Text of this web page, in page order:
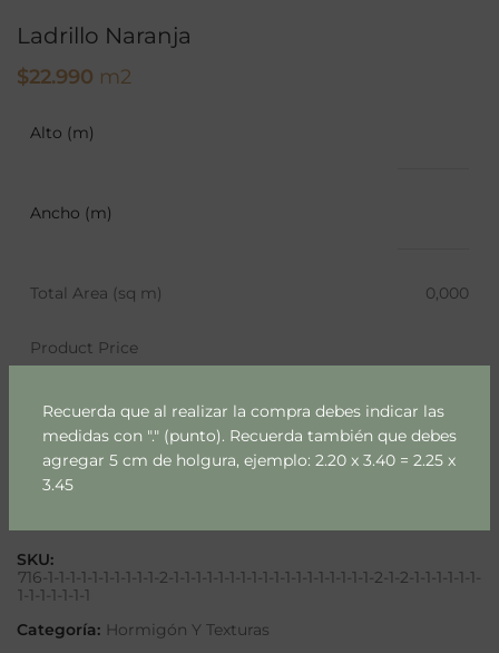
Recuerda que al realizar la compra debes indicar las
medidas con "." (punto). Recuerda también que debes
agregar 5 cm de holgura, ejemplo: 2.20 x 3.40 = 2.25 x
3.45
Ladrillo Naranja
$22.990 m2
Alto (m)
Ancho (m)
Total Area (sq m) 0,000
Product Price
AÑADIR AL CARRITO
Añadir a lista
SKU:
716-1-1-1-1-1-1-1-1-1-1-2-1-1-1-1-1-1-1-1-1-1-1-1-1-1-1-1-1-1-2-1-2-1-1-1-1-1-1-
1-1-1-1-1-1-1
Categoría: Hormigón Y Texturas